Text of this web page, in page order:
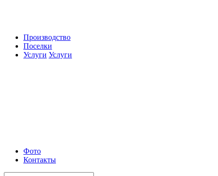
Производство
Поселки
Услуги Услуги
Фото
Контакты